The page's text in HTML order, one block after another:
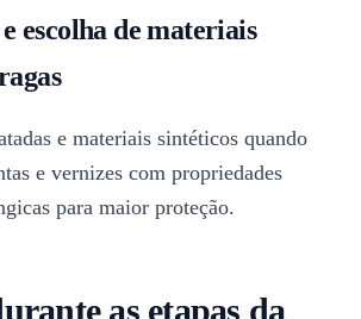
escolha de materiais
e materiais sintéticos quando
e vernizes com propriedades
para maior proteção.
as etapas da